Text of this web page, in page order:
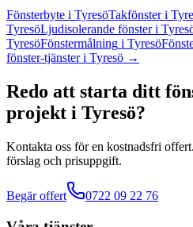
Fönsterbyte i TyresöTakfönster i
TyresöLjudisolerande fönster i
TyresöFönstermålning i Tyresö
fönster-tjänsteri Tyresö →
Redo att starta ditt
projekt i Tyresö?
Kontakta oss för en kostnadsfri
förslag och prisuppgift.
Begär offert 0722 09 22 76